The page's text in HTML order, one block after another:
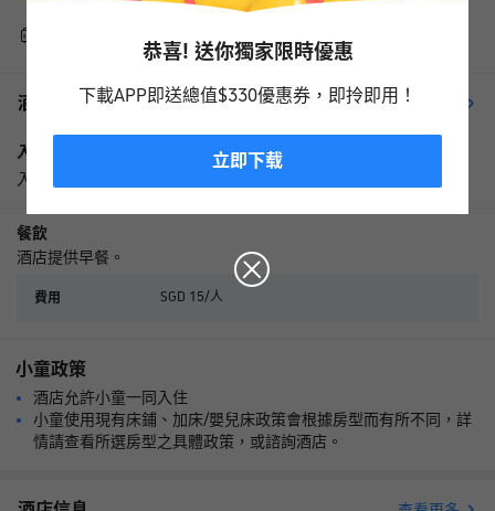
恭喜! 送你獨家限時優惠
下載APP即送總值$330優惠券，即拎即用！
立即下载
酒店政策 查看更多政策
入住和退房
入住時間：15:00以後 退房時間：11:00以前
餐飲
酒店提供早餐。
費用 SGD 15/人
小童政策
酒店允許小童一同入住
小童使用現有床鋪、加床/嬰兒床政策會根據房型而有所不同，詳
情請查看所選房型之具體政策，或諮詢酒店。